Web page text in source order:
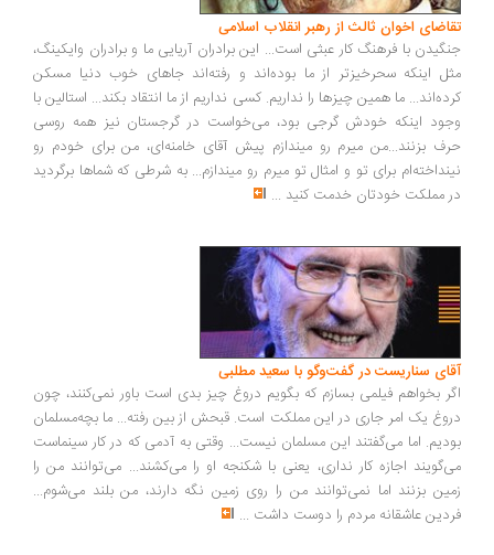
اخوان ثالث از رهبر انقلاب اسلامی
با فرهنگ کار عبثی است... این برادران آریایی ما و برادران وایکینگ،
اینکه سحرخیزتر از ما بوده‌اند و رفته‌اند جاهای خوب دنیا مسکن
ما همین چیزها را نداریم. کسی نداریم از ما انتقاد بکند... استالین با
اینکه خودش گرجی بود، می‌خواست در گرجستان نیز همه روسی
بزنند...من میرم رو میندازم پیش آقای خامنه‌ای، من برای خودم رو
برای تو و امثال تو میرم رو میندازم... به شرطی که شماها برگردید
مملکت خودتان خدمت کنید...
سناریست در گفت‌وگو با سعید مطلبی
بخواهم فیلمی بسازم که بگویم دروغ چیز بدی است باور نمی‌کنند، چون
یک امر جاری در این مملکت است. قبحش از بین رفته... ما بچه‌مسلمان
اما می‌گفتند این مسلمان نیست... وقتی به آدمی که در کار سینماست
اجازه کار نداری، یعنی با شکنجه او را می‌کشند... می‌توانند من را
بزنند اما نمی‌توانند من را روی زمین نگه دارند، من بلند می‌شوم...
عاشقانه مردم را دوست داشت ...